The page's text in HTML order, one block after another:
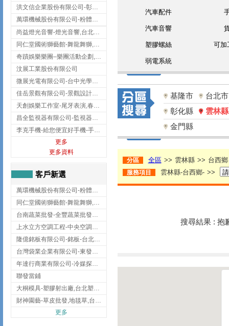
洪文信企業股份有限公司-彰化鋅合金鑄造,彰化五金加工,彰化五金配件
萬環機械股份有限公司-粉體塗裝設備,輸送機,輸送機設備,台南輸送機
尚益燈光音響-燈光音響,台北燈光音響,台北燈光音響出租
同仁堂國術獅藝館-舞龍舞獅,台中舞龍舞獅
奇蹟娛樂樂團–樂團活動企劃,台中樂團表演,台中婚禮樂團
汶展工業股份有限公司
微展光電有限公司-台中光學鍍膜,optical filter taiwan,台灣光學鍍膜
佳岳景觀有限公司-景觀設計公司,台北景觀設計,台北景觀工程,中山區景觀設計
天創娛樂工作室-尾牙表演,春酒表演,板橋尾牙表演
昌全監視器有限公司-監視器安裝,高雄監視器安裝,鳳山區監視器安裝
李克手機-給您便宜好手機-手機收購,屏東手機收購
更多
更多資料
客戶新選
萬環機械股份有限公司-粉體塗裝設備,輸送機,輸送機設備,台南輸送機
同仁堂國術獅藝館-舞龍舞獅,台中舞龍舞獅
台南蔬菜批發-全豐蔬菜批發專送/台南蔬菜箱宅配到府
上水立方空調工程-中央空調規劃,台北中央空調規劃
隆億銘板有限公司-銘板-台北銘板-板橋銘板
台灣袋業企業有限公司-東發企業社/台中太空袋/太空包
年達行商業有限公司-冷媒探漏儀,壓力錶組,真空泵浦,台北冷凍空調材料
聯發當鋪
大桐模具-塑膠射出廠,台北塑膠射出廠
財神園藝-草皮批發,地毯草,台北草,彰化地毯草,彰化台北草
更多
汽車配件
汽車音響
塑膠螺絲 可加
弱電系統
基隆市
台北市
彰化縣
雲林縣
金門縣
分區 全區 >> 雲林縣 >> 台西鄉
服務項目 雲林縣-台西鄉- >>
搜尋結果 : 抱